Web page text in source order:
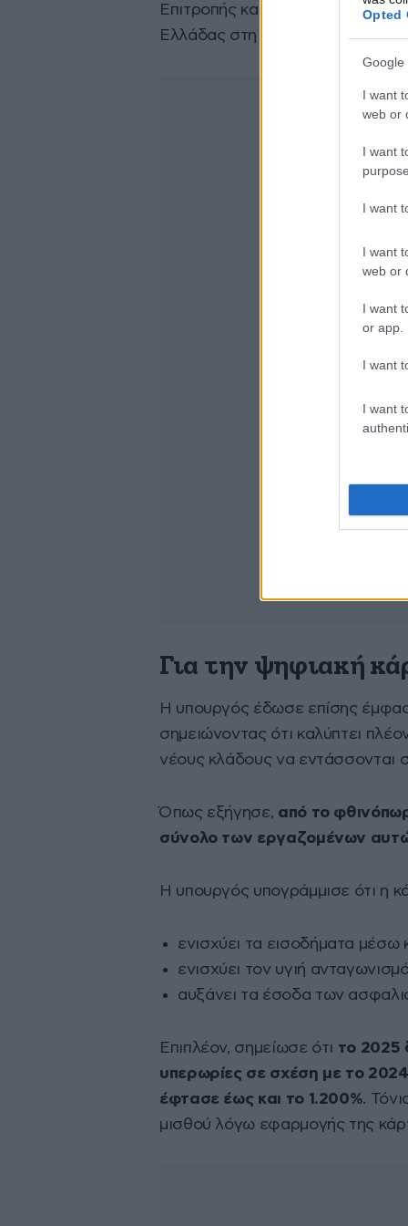
Opted
Google
I want
web or
I want
I want
I want
web or
I want
or app.
I want
I want
Επιτροπής και ο επίτροπος
Ελλάδας στη σύναψη
Για την ψηφιακή
Η υπουργός έδωσε επίσης
σημειώνοντας ότι καλύπτει
νέους κλάδους να εντάσσονται
Όπως εξήγησε, από το
σύνολο των εργαζομένων
Η υπουργός υπογράμμισε ότι η
ενισχύει τα εισοδήματα
ενισχύει τον υγιή
αυξάνει τα έσοδα των
Επιπλέον, σημείωσε ότι το 2025
υπερωρίες σε σχέση με το
έφτασε έως και το 1.200%.
μισθού λόγω εφαρμογής της